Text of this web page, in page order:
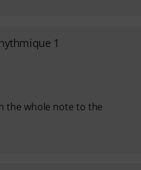
1
the whole note to the